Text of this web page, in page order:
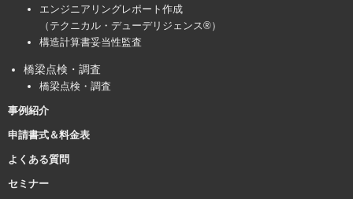
エンジニアリングレポート作成
（テクニカル・デューデリジェンス®）
構造計算書妥当性監査
橋梁点検・調査
橋梁点検・調査
事例紹介
申請書式＆料金表
よくある質問
セミナー